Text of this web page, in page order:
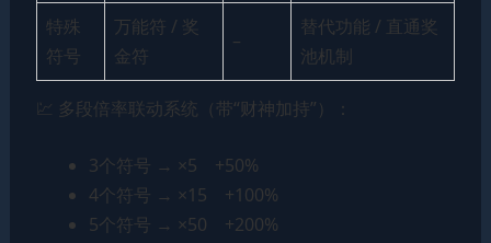
特殊
符号
万能符 / 奖
金符
–
替代功能 / 直通奖
池机制
💹 多段倍率联动系统（带“财神加持”）：
3个符号 → ×5 +50%
4个符号 → ×15 +100%
5个符号 → ×50 +200%